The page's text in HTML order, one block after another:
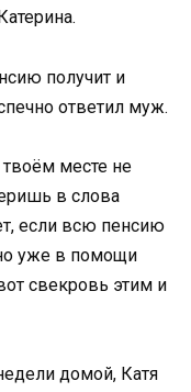
получит и
ответил муж.
месте не
в слова
если всю пенсию
уже в помощи
свекровь этим и
домой, Катя